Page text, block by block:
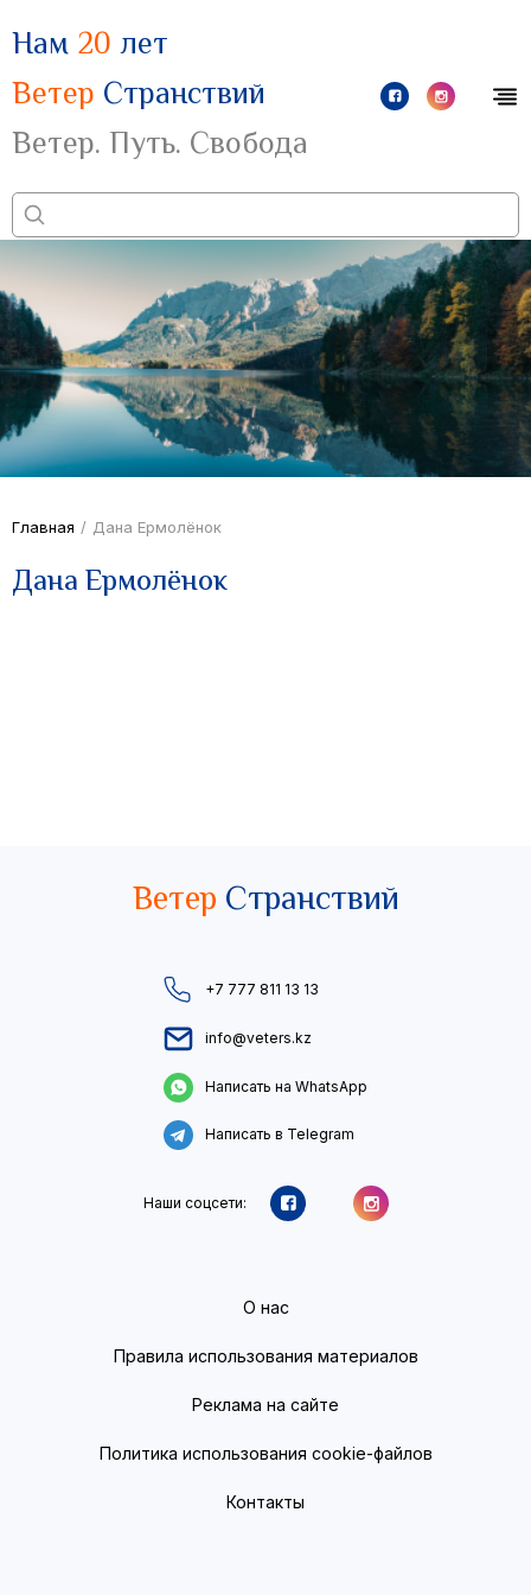
Нам 20 лет
Ветер Странствий
Ветер. Путь. Свобода
Главная / Дана Ермолёнок
Дана Ермолёнок
Ветер Странствий
+7 777 811 13 13
info@veters.kz
Написать на WhatsApp
Написать в Telegram
Наши соцсети:
О нас
Правила использования материалов
Реклама на сайте
Политика использования cookie-файлов
Контакты